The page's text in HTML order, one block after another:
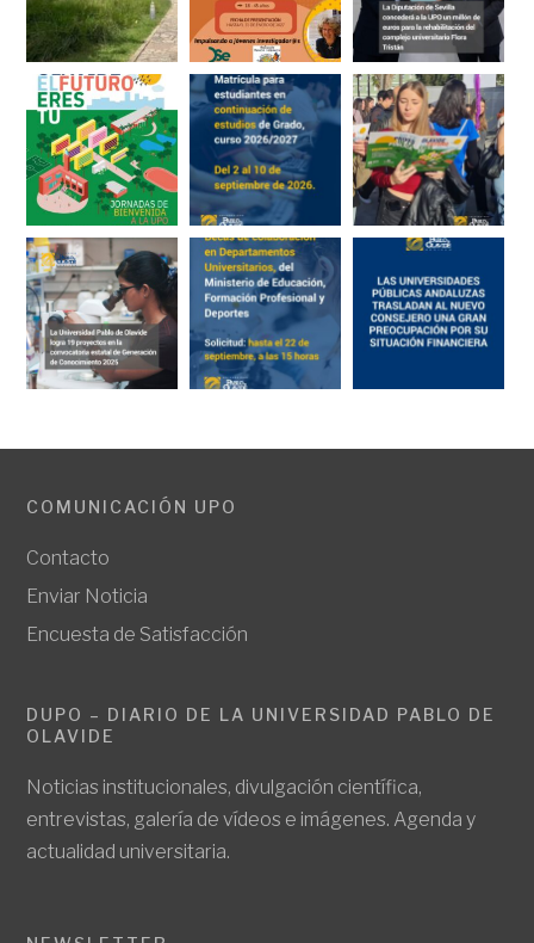
COMUNICACIÓN UPO
Contacto
Enviar Noticia
Encuesta de Satisfacción
DUPO – DIARIO DE LA UNIVERSIDAD PABLO DE
OLAVIDE
Noticias institucionales, divulgación científica,
entrevistas, galería de vídeos e imágenes. Agenda y
actualidad universitaria.